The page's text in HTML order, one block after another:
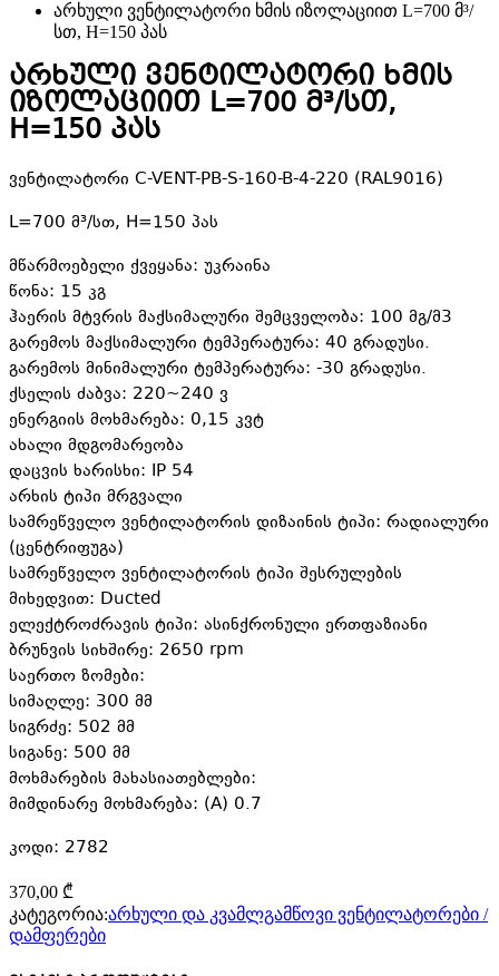
არხული ვენტილატორი ხმის იზოლაციით L=700 მ³/
სთ, H=150 პას
არხული ვენტილატორი ხმის
იზოლაციით L=700 მ³/სთ,
H=150 პას
ვენტილატორი C-VENT-PB-S-160-B-4-220 (RAL9016)
L=700 მ³/სთ, H=150 პას
მწარმოებელი ქვეყანა: უკრაინა
წონა: 15 კგ
ჰაერის მტვრის მაქსიმალური შემცველობა: 100 მგ/მ3
გარემოს მაქსიმალური ტემპერატურა: 40 გრადუსი.
გარემოს მინიმალური ტემპერატურა: -30 გრადუსი.
ქსელის ძაბვა: 220~240 ვ
ენერგიის მოხმარება: 0,15 კვტ
ახალი მდგომარეობა
დაცვის ხარისხი: IP 54
არხის ტიპი მრგვალი
სამრეწველო ვენტილატორის დიზაინის ტიპი: რადიალური
(ცენტრიფუგა)
სამრეწველო ვენტილატორის ტიპი შესრულების
მიხედვით: Ducted
ელექტროძრავის ტიპი: ასინქრონული ერთფაზიანი
ბრუნვის სიხშირე: 2650 rpm
საერთო ზომები:
სიმაღლე: 300 მმ
სიგრძე: 502 მმ
სიგანე: 500 მმ
მოხმარების მახასიათებლები:
მიმდინარე მოხმარება: (A) 0.7
კოდი: 2782
370,00 ₾
კატეგორია:არხული და კვამლგამწოვი ვენტილატორები /
დამფერები